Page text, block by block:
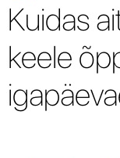
Kuidas
keele